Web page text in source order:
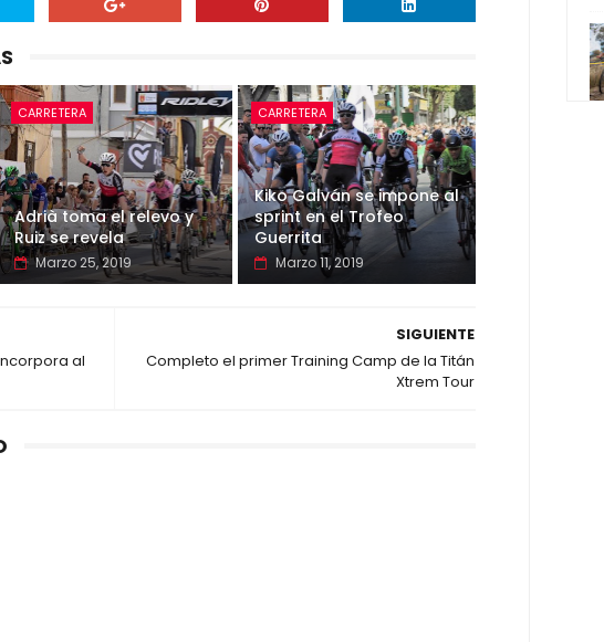
CARRETERA
Adrià toma el relevo y
Ruiz se revela
Marzo 25, 2019
CARRETERA
Kiko Galván se impone al
sprint en el Trofeo
Guerrita
Marzo 11, 2019
SIGUIENTE
Completo el primer Training Camp de la Titán
Xtrem Tour
al